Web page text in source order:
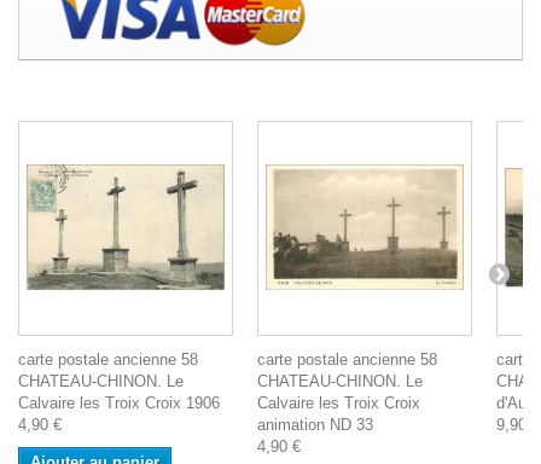
carte postale ancienne 58
CHATEAU-CHINON. Le
Calvaire les Troix Croix 1906
4,90 €
carte postale ancienne 58
CHATEAU-CHINON. Le
Calvaire les Troix Croix
animation ND 33
4,90 €
carte
9,90 €